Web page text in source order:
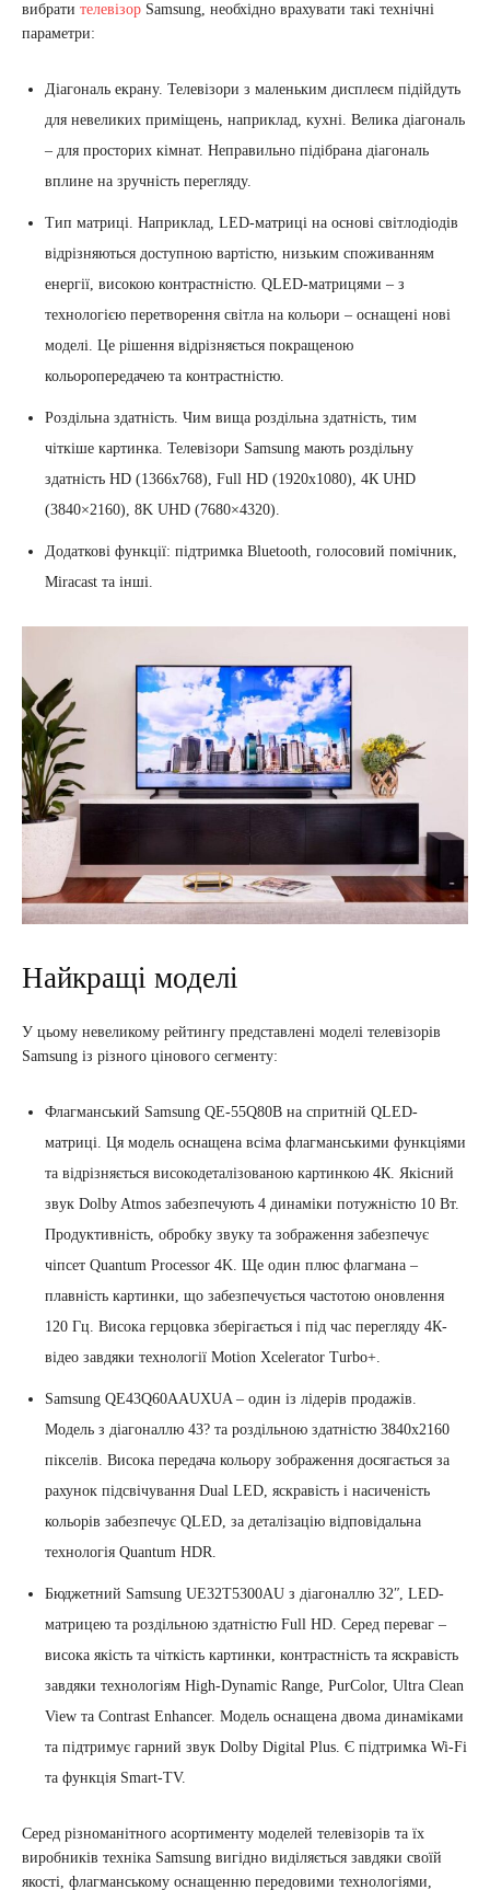
вибрати телевізор Samsung, необхідно врахувати такі технічні
параметри:
Діагональ екрану. Телевізори з маленьким дисплеєм підійдуть
для невеликих приміщень, наприклад, кухні. Велика діагональ
– для просторих кімнат. Неправильно підібрана діагональ
вплине на зручність перегляду.
Тип матриці. Наприклад, LED-матриці на основі світлодіодів
відрізняються доступною вартістю, низьким споживанням
енергії, високою контрастністю. QLED-матрицями – з
технологією перетворення світла на кольори – оснащені нові
моделі. Це рішення відрізняється покращеною
кольоропередачею та контрастністю.
Роздільна здатність. Чим вища роздільна здатність, тим
чіткіше картинка. Телевізори Samsung мають роздільну
здатність HD (1366х768), Full HD (1920х1080), 4К UHD
(3840×2160), 8K UHD (7680×4320).
Додаткові функції: підтримка Bluetooth, голосовий помічник,
Miracast та інші.
Найкращі моделі
У цьому невеликому рейтингу представлені моделі телевізорів
Samsung із різного цінового сегменту:
Флагманський Samsung QE-55Q80B на спритній QLED-
матриці. Ця модель оснащена всіма флагманськими функціями
та відрізняється високодеталізованою картинкою 4К. Якісний
звук Dolby Atmos забезпечують 4 динаміки потужністю 10 Вт.
Продуктивність, обробку звуку та зображення забезпечує
чіпсет Quantum Processor 4K. Ще один плюс флагмана –
плавність картинки, що забезпечується частотою оновлення
120 Гц. Висока герцовка зберігається і під час перегляду 4К-
відео завдяки технології Motion Xcelerator Turbo+.
Samsung QE43Q60AAUXUA – один із лідерів продажів.
Модель з діагоналлю 43? та роздільною здатністю 3840х2160
пікселів. Висока передача кольору зображення досягається за
рахунок підсвічування Dual LED, яскравість і насиченість
кольорів забезпечує QLED, за деталізацію відповідальна
технологія Quantum HDR.
Бюджетний Samsung UE32T5300AU з діагоналлю 32ʺ, LED-
матрицею та роздільною здатністю Full HD. Серед переваг –
висока якість та чіткість картинки, контрастність та яскравість
завдяки технологіям High-Dynamic Range, PurColor, Ultra Clean
View та Contrast Enhancer. Модель оснащена двома динаміками
та підтримує гарний звук Dolby Digital Plus. Є підтримка Wi-Fi
та функція Smart-TV.
Серед різноманітного асортименту моделей телевізорів та їх
виробників техніка Samsung вигідно виділяється завдяки своїй
якості, флагманському оснащенню передовими технологіями,